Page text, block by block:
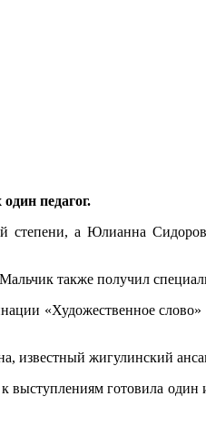
педагог.
степени, а Юлианна
также получил
«Художественное
известный жигулинский
готовила один